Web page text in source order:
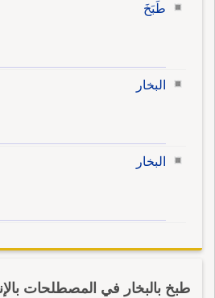
طَبَخَ
البخار
البخار
طبخ بالبخار في المصطلحات